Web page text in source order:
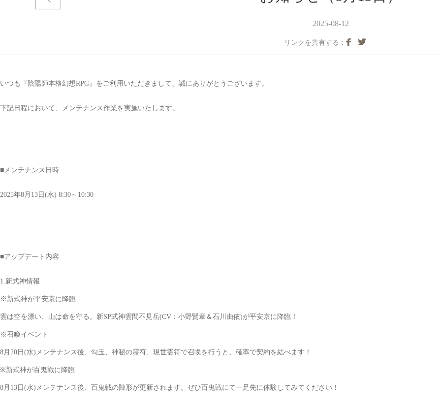
2025-08-12
リンクを共有する：
いつも『陰陽師本格幻想RPG』をご利用いただきまして、誠にありがとうございます。
下記日程において、メンテナンス作業を実施いたします。
■メンテナンス日時
2025年8月13日(水) 8:30～10:30
■アップデート内容
1.新式神情報
※新式神が平安京に降臨
雲は空を漂い、山は命を守る。新SP式神雲間不見岳(CV：小野賢章＆石川由依)が平安京に降臨！
※召喚イベント
8月20日(水)メンテナンス後、勾玉、神秘の霊符、現世霊符で召喚を行うと、確率で契約を結べます！
※新式神が百鬼戦に降臨
8月13日(水)メンテナンス後、百鬼戦の陣形が更新されます。ぜひ百鬼戦にて一足先に体験してみてください！